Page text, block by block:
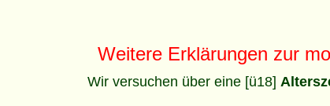
Weitere Erklärungen zur
Wir versuchen über eine [ü18]